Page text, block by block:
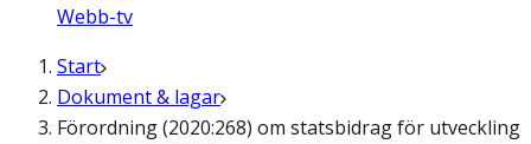
Webb-tv
Start
Dokument & lagar
Förordning (2020:268) om statsbidrag för utveckling